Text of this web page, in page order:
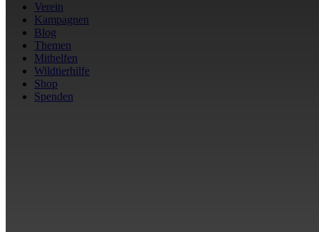
Verein
Kampagnen
Blog
Themen
Mithelfen
Wildtierhilfe
Shop
Spenden